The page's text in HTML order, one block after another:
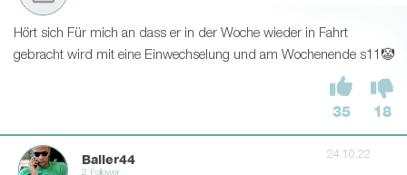
Hört sich Für mich an dass er in der Woche wieder in Fahrt
gebracht wird mit eine Einwechselung und am Wochenende s11🤡
35 18
Baller44 24.10.22